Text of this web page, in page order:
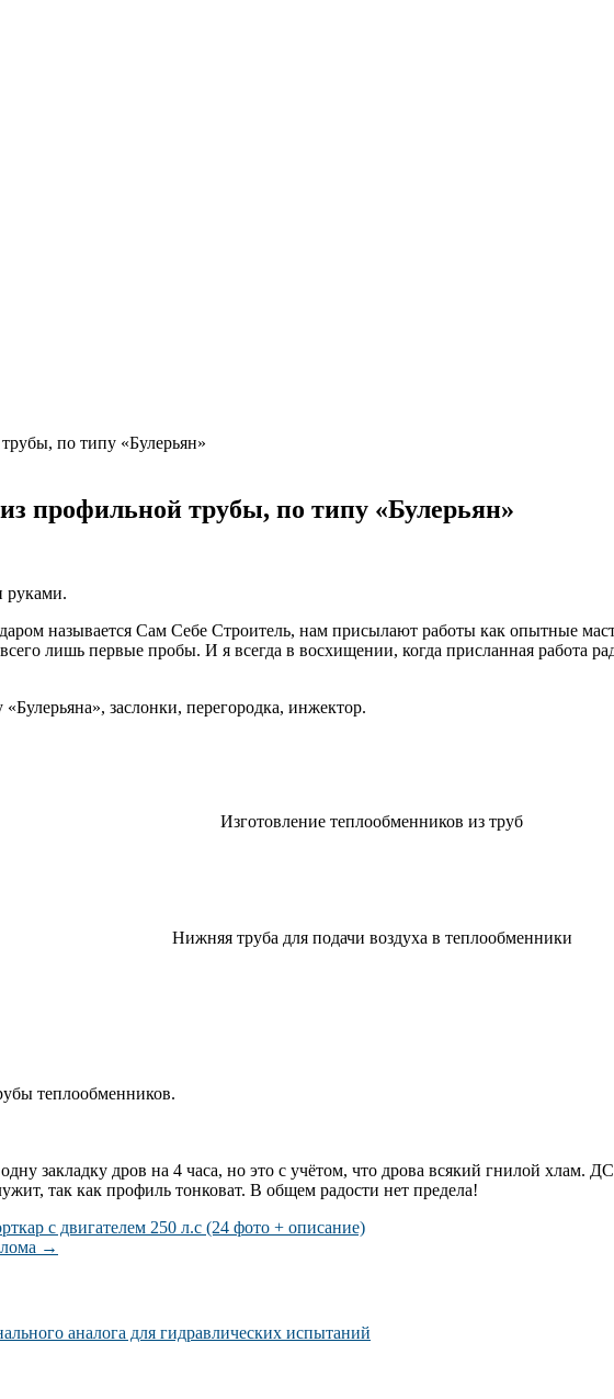
профильной трубы, по типу «Булерьян»
руками.
называется Сам Себе Строитель, нам присылают работы как опытные
лишь первые пробы. И я всегда в восхищении, когда присланная работа
заслонки, перегородка, инжектор.
Изготовление теплообменников из труб
Нижняя труба для подачи воздуха в теплообменники
теплообменников.
закладку дров на 4 часа, но это с учётом, что дрова всякий гнилой
так как профиль тонковат. В общем радости нет предела!
с двигателем 250 л.с (24 фото + описание)
→